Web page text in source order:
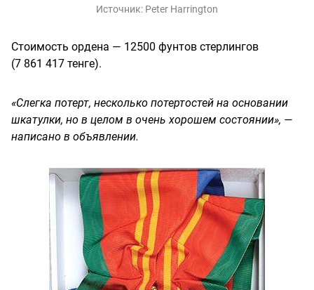
Источник: Peter Harrington
Стоимость ордена — 12500 фунтов стерлингов
(7 861 417 тенге).
«Слегка потерт, несколько потертостей на основании
шкатулки, но в целом в очень хорошем состоянии», —
написано в объявлении.